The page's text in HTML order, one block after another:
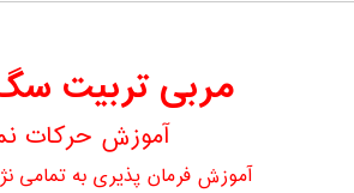
مربی تربیت
آموزش حرکات
آموزش فرمان پذیری به